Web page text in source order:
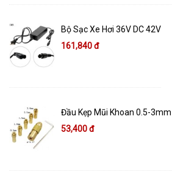
Bộ Sạc Xe Hơi 36V DC 42V
161,840 đ
Đầu Kẹp Mũi Khoan 0.5-
53,400 đ